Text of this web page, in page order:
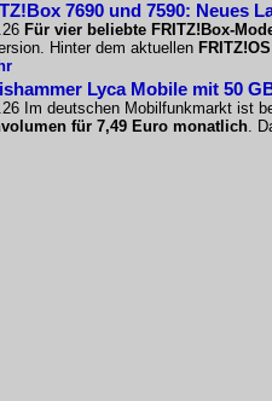
7690 und 7590: Neues
Für vier beliebte FRITZ!Box-
Hinter dem aktuellen
Lyca Mobile mit 50
Im deutschen Mobilfunkmarkt ist
für 7,49 Euro monatlich.